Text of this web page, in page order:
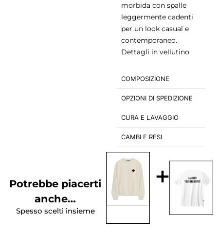
morbida con spalle
leggermente cadenti
per un look casual e
contemporaneo.
Dettagli in vellutino
COMPOSIZIONE
OPZIONI DI SPEDIZIONE
CURA E LAVAGGIO
CAMBI E RESI
Potrebbe piacerti
anche…
Spesso scelti insieme
+